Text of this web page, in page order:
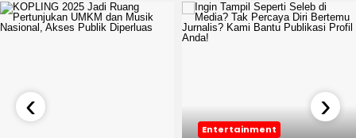
Entertainment
‹ ›